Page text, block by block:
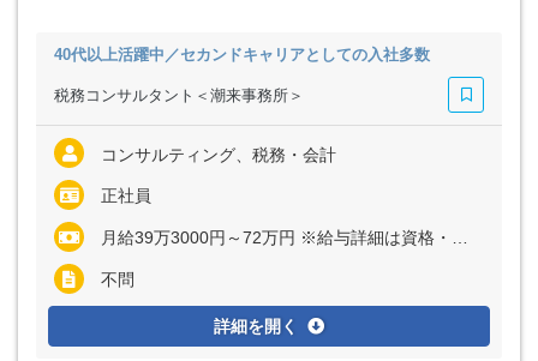
40代以上活躍中／セカンドキャリアとしての入社多数
税務コンサルタント＜潮来事務所＞
コンサルティング、税務・会計
正社員
月給39万3000円～72万円 ※給与詳細は資格・経験・前職等を考慮の上同社規定により決定いたします ※インセンティブ制度あり
不問
詳細を開く